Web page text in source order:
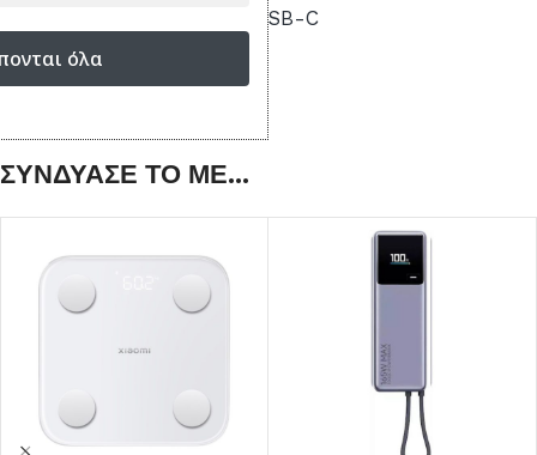
USB-C
Εγγύηση: 2 έτη
ΣΥΝΔΥΑΣΕ ΤΟ ΜΕ...
όλα